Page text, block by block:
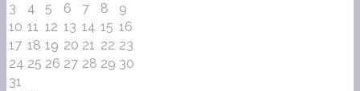
3
4 5 6 7 8
9
10 11 12 13 14 15 16
17 18 19 20 21 22 23
24 25 26 27 28 29 30
31